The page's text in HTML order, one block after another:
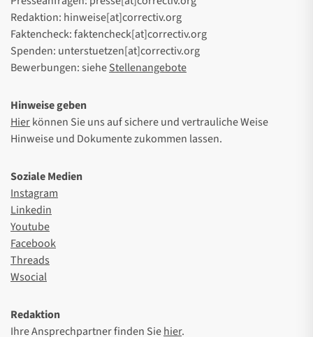
Redaktion: hinweise[at]correctiv.org
Faktencheck: faktencheck[at]correctiv.org
Spenden: unterstuetzen[at]correctiv.org
Bewerbungen: sieheStellenangebote
Hinweise geben
Hierkönnen Sie uns auf sichere und vertrauliche Weise
Hinweise und Dokumente zukommen lassen.
Soziale Medien
Instagram
Linkedin
Youtube
Facebook
Threads
Wsocial
Redaktion
Ihre Ansprechpartner finden Siehier.